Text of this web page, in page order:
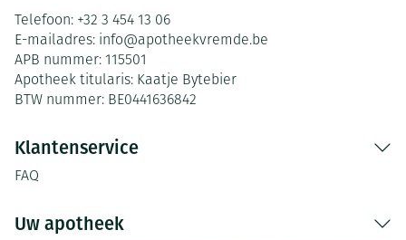
Telefoon: +32 3 454 13 06
E-mailadres: info@apotheekvremde.be
APB nummer: 115501
Apotheek titularis: Kaatje Bytebier
BTW nummer: BE0441636842
Klantenservice
FAQ
Uw apotheek